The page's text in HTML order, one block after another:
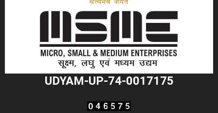
UDYAM-UP-74-0017175